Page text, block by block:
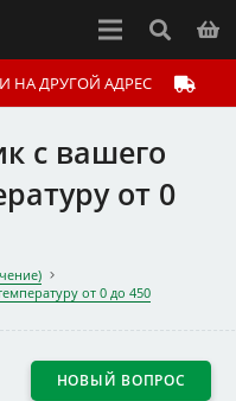
НА ДРУГОЙ АДРЕС
с вашего
от 0
от 0 до 450
НОВЫЙ ВОПРОС